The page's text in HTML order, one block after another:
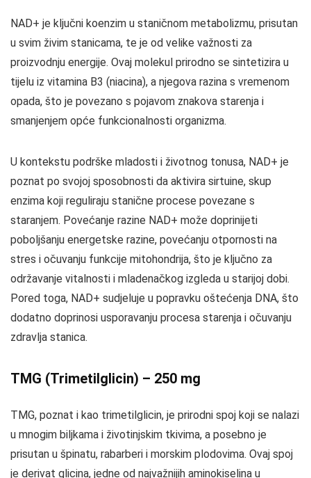
NAD+ je ključni koenzim u staničnom metabolizmu, prisutan
u svim živim stanicama, te je od velike važnosti za
proizvodnju energije. Ovaj molekul prirodno se sintetizira u
tijelu iz vitamina B3 (niacina), a njegova razina s vremenom
opada, što je povezano s pojavom znakova starenja i
smanjenjem opće funkcionalnosti organizma.
U kontekstu podrške mladosti i životnog tonusa, NAD+ je
poznat po svojoj sposobnosti da aktivira sirtuine, skup
enzima koji reguliraju stanične procese povezane s
staranjem. Povećanje razine NAD+ može doprinijeti
poboljšanju energetske razine, povećanju otpornosti na
stres i očuvanju funkcije mitohondrija, što je ključno za
održavanje vitalnosti i mladenačkog izgleda u starijoj dobi.
Pored toga, NAD+ sudjeluje u popravku oštećenja DNA, što
dodatno doprinosi usporavanju procesa starenja i očuvanju
zdravlja stanica.
TMG (Trimetilglicin) – 250 mg
TMG, poznat i kao trimetilglicin, je prirodni spoj koji se nalazi
u mnogim biljkama i životinjskim tkivima, a posebno je
prisutan u špinatu, rabarberi i morskim plodovima. Ovaj spoj
je derivat glicina, jedne od najvažnijih aminokiselina u